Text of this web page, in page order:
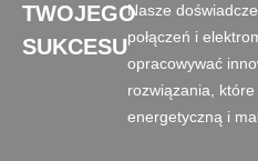
TWOJEGO
SUKCESU
Nasze
połączeń i
opracowywać
rozwiązania,
energetyczną i